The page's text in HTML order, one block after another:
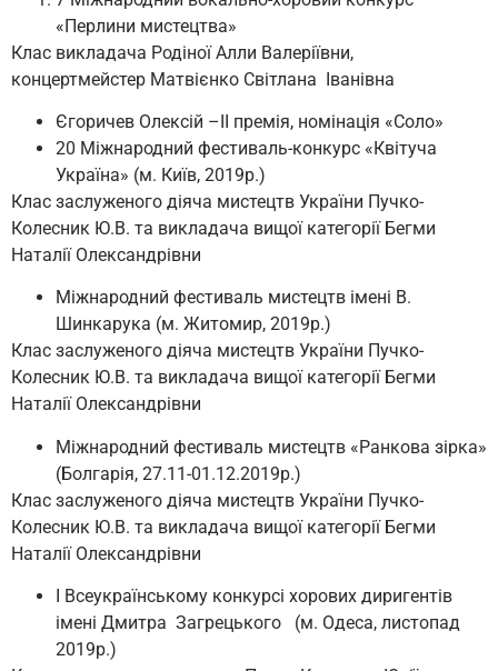
«Перлини мистецтва»
Клас викладача Родіної Алли Валеріївни,
концертмейстер Матвієнко Світлана Іванівна
Єгоричев Олексій –ІІ премія, номінація «Соло»
20 Міжнародний фестиваль-конкурс «Квітуча
Україна» (м. Київ, 2019р.)
Клас заслуженого діяча мистецтв України Пучко-
Колесник Ю.В. та викладача вищої категорії Бегми
Наталії Олександрівни
Міжнародний фестиваль мистецтв імені В.
Шинкарука (м. Житомир, 2019р.)
Клас заслуженого діяча мистецтв України Пучко-
Колесник Ю.В. та викладача вищої категорії Бегми
Наталії Олександрівни
Міжнародний фестиваль мистецтв «Ранкова зірка»
(Болгарія, 27.11-01.12.2019р.)
Клас заслуженого діяча мистецтв України Пучко-
Колесник Ю.В. та викладача вищої категорії Бегми
Наталії Олександрівни
І Всеукраїнському конкурсі хорових диригентів
імені Дмитра Загрецького (м. Одеса, листопад
2019р.)